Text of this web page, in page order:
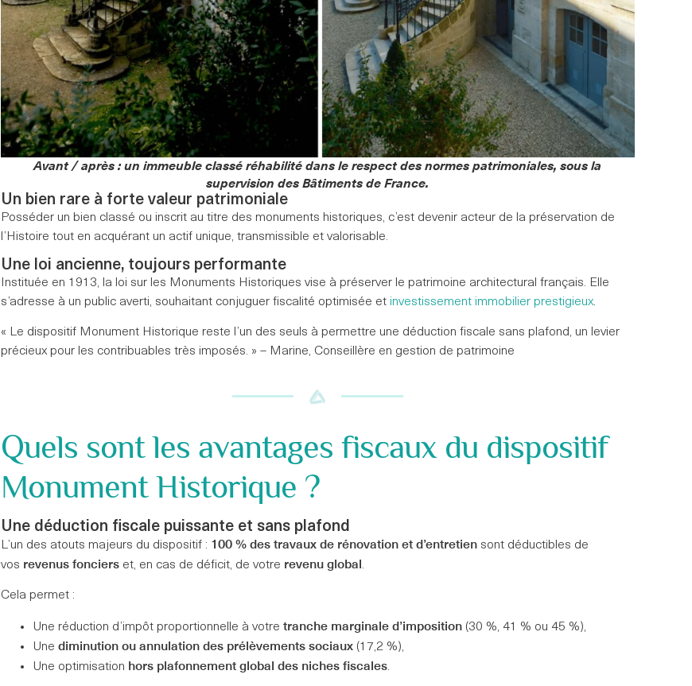
Avant / après : un immeuble classé réhabilité dans le respect des normes patrimoniales, sous la
supervision des Bâtiments de France.
Un bien rare à forte valeur patrimoniale
Posséder un bien classé ou inscrit au titre des monuments historiques, c’est devenir acteur de la préservation de
l’Histoire tout en acquérant un actif unique, transmissible et valorisable.
Une loi ancienne, toujours performante
Instituée en 1913, la loi sur les Monuments Historiques vise à préserver le patrimoine architectural français. Elle
s’adresse à un public averti, souhaitant conjuguer fiscalité optimisée et investissement immobilier prestigieux.
« Le dispositif Monument Historique reste l’un des seuls à permettre une déduction fiscale sans plafond, un levier
précieux pour les contribuables très imposés. » – Marine, Conseillère en gestion de patrimoine
Quels sont les avantages fiscaux du dispositif
Monument Historique ?
Une déduction fiscale puissante et sans plafond
L’un des atouts majeurs du dispositif : 100 % des travaux de rénovation et d’entretiensont déductibles de
vos revenus foncierset, en cas de déficit, de votre revenu global.
Cela permet :
Une réduction d’impôt proportionnelle à votre tranche marginale d’imposition(30 %, 41 % ou 45 %),
Une diminution ou annulation des prélèvements sociaux(17,2 %),
Une optimisation hors plafonnement global des niches fiscales.